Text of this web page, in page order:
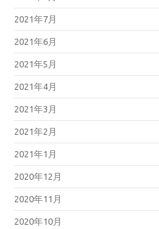
2021年7月
2021年6月
2021年5月
2021年4月
2021年3月
2021年2月
2021年1月
2020年12月
2020年11月
2020年10月